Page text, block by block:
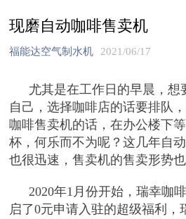
现磨自动咖啡售卖机
福能达空气制水机 2021/06/17
尤其是在工作日的早晨，想
自己，选择咖啡店的话要排队
咖啡售卖机的话，在办公楼下
杯，何乐而不为呢？这几年自
也很迅速，售卖机的售卖形势
2020年1月份开始，瑞幸咖
启了0元申请入驻的超级福利，